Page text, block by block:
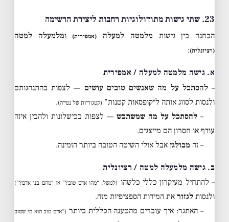
23. שתי גישות מתודולוגיות רחבות ליצירת הרשימה
הבחנה בין גישות מלמטה למעלה (אמפירית) ומלמעלה למטה
(רציונלית):
א. גישה מלמטה למעלה / אמפירית
–להסתכל על מה שאנשים טובים עושים — לצפות בהתנהגותם
ולנסות לסווג אותה ל״קופסאות קטנות” (קטגוריות של נטייה).
–להסתכל על מה שמשתבש — לצפות בכישלונות ולהבין איזה
עודף או חסרון הם מייצגים.
– זה מבולגן אבל אולי השיטה הטובה ביותר הזמינה.
ב. גישה מלמעלה למטה / רציונלית
– להתחיל מעיקרון כללי כלשהו (למשל, “מהו אדם טוב?” או “מהם בני אדם?”)
ולנסות לגזור את המידות הספציפיות מזה.
– האתגר: איך עוברים מהטענה הכללית ביותר (“אדם טוב הוא מי שטוב